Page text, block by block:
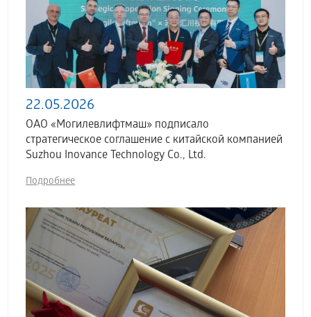
22.05.2026
ОАО «Могилевлифтмаш» подписало
стратегическое соглашение с китайской компанией
Suzhou Inovance Technology Co., Ltd.
Подробнее